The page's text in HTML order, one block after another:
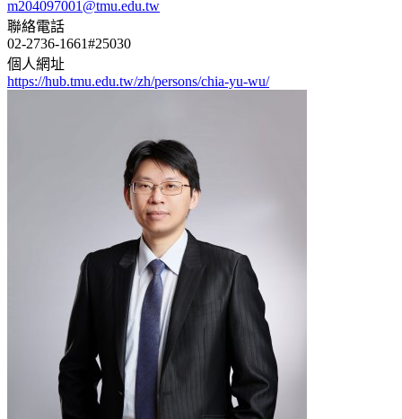
m204097001@tmu.edu.tw
聯絡電話
02-2736-1661#25030
個人網址
https://hub.tmu.edu.tw/zh/persons/chia-yu-wu/